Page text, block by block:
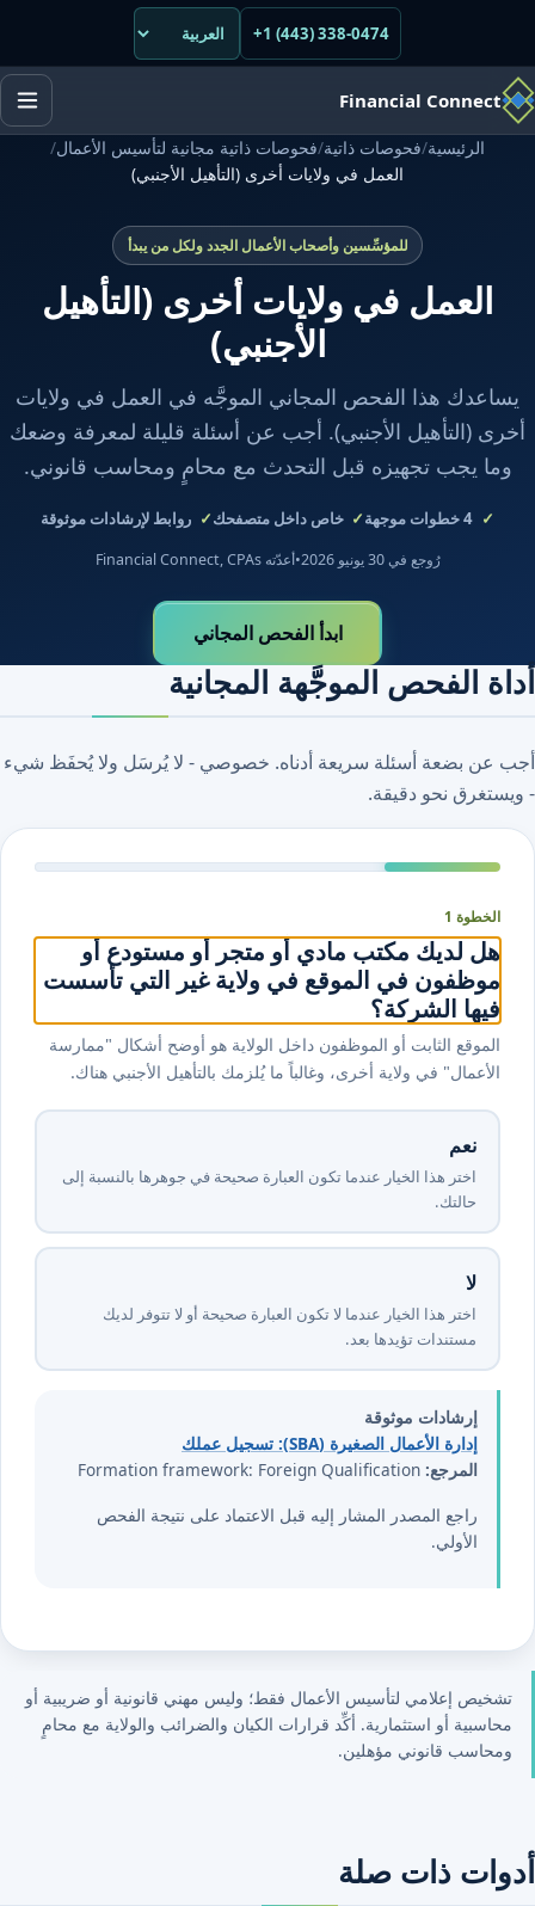
+1 (443) 338-0474
Financial Connect
الرئيسية/فحوصات ذاتية/فحوصات ذاتية مجانية لتأسيس الأعمال/
العمل في ولايات أخرى (التأهيل الأجنبي)
للمؤسِّسين وأصحاب الأعمال الجدد ولكل من يبدأ
العمل في ولايات أخرى (التأهيل
الأجنبي)
يساعدك هذا الفحص المجاني الموجَّه في العمل في ولايات
أخرى (التأهيل الأجنبي). أجب عن أسئلة قليلة لمعرفة وضعك
وما يجب تجهيزه قبل التحدث مع محامٍ ومحاسب قانوني.
4خطوات موجهة خاص داخل متصفحك روابط لإرشادات موثوقة
رُوجع في 30 يونيو 2026 •أعدّته Financial Connect, CPAs
ابدأ الفحص المجاني
أداة الفحص الموجَّهة المجانية
أجب عن بضعة أسئلة سريعة أدناه. خصوصي - لا يُرسَل ولا يُحفَظ شيء
- ويستغرق نحو دقيقة.
الخطوة 1
هل لديك مكتب مادي أو متجر أو مستودع أو
موظفون في الموقع في ولاية غير التي تأسست
فيها الشركة؟
الموقع الثابت أو الموظفون داخل الولاية هو أوضح أشكال "ممارسة
الأعمال" في ولاية أخرى، وغالباً ما يُلزمك بالتأهيل الأجنبي هناك.
نعم
اختر هذا الخيار عندما تكون العبارة صحيحة في جوهرها بالنسبة إلى
حالتك.
لا
اختر هذا الخيار عندما لا تكون العبارة صحيحة أو لا تتوفر لديك
مستندات تؤيدها بعد.
إرشادات موثوقة
إدارة الأعمال الصغيرة (SBA): تسجيل عملك
المرجع:
راجع المصدر المشار إليه قبل الاعتماد على نتيجة الفحص
الأولي.
تشخيص إعلامي لتأسيس الأعمال فقط؛ وليس مهني قانونية أو ضريبية أو
محاسبية أو استثمارية. أكِّد قرارات الكيان والضرائب والولاية مع محامٍ
ومحاسب قانوني مؤهلين.
أدوات ذات صلة